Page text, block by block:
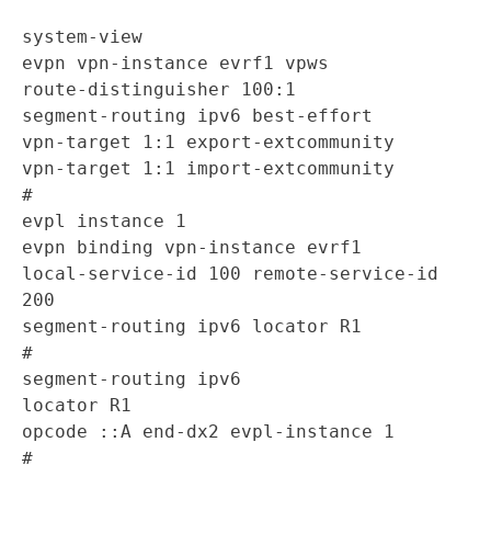
system-view
evpn vpn-instance evrf1 vpws
route-distinguisher 100:1
segment-routing ipv6 best-effort
vpn-target 1:1 export-extcommunity
vpn-target 1:1 import-extcommunity
#
evpl instance 1
evpn binding vpn-instance evrf1
local-service-id 100 remote-service-id
200
segment-routing ipv6 locator R1
#
segment-routing ipv6
locator R1
opcode ::A end-dx2 evpl-instance 1
#